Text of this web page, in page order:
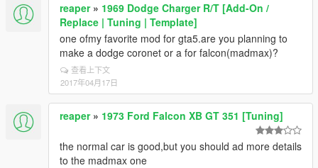
reaper» 1969 Dodge Charger R/T [Add-On /
Replace | Tuning | Template]
one ofmy favorite mod for gta5.are you planning to
make a dodge coronet or a for falcon(madmax)?
查看上下文
2017年04月17日
reaper» 1973 Ford Falcon XB GT 351 [Tuning]
the normal car is good,but you should ad more details
to the madmax one